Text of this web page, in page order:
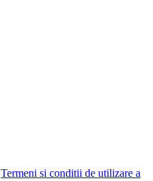
Termeni si conditii de utilizare a